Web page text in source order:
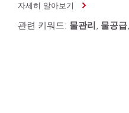
자세히 알아보기
관련 키워드: 물관리 물공급